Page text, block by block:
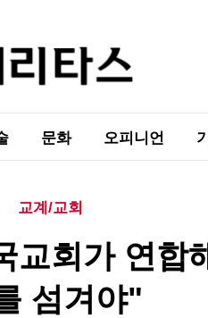
문화 오피니언
교계/교회
교회가 연합
섬겨야"